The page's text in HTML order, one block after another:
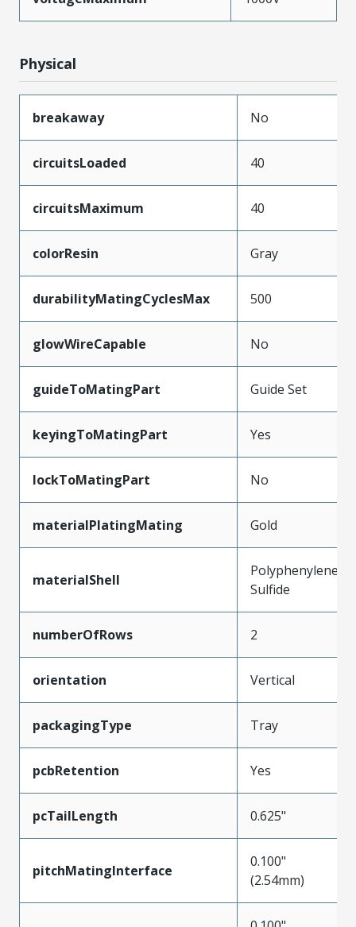
Physical
breakaway No
circuitsLoaded 40
circuitsMaximum 40
colorResin Gray
durabilityMatingCyclesMax 500
glowWireCapable No
guideToMatingPart Guide Set
keyingToMatingPart Yes
lockToMatingPart No
materialPlatingMating Gold
materialShell
Polyphenylene
Sulfide
numberOfRows 2
orientation Vertical
packagingType Tray
pcbRetention Yes
pcTailLength 0.625"
pitchMatingInterface
0.100"
(2.54mm)